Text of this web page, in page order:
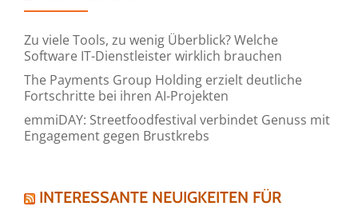
Zu viele Tools, zu wenig Überblick? Welche
Software IT-Dienstleister wirklich brauchen
The Payments Group Holding erzielt deutliche
Fortschritte bei ihren AI-Projekten
emmiDAY: Streetfoodfestival verbindet Genuss mit
Engagement gegen Brustkrebs
INTERESSANTE NEUIGKEITEN FÜR